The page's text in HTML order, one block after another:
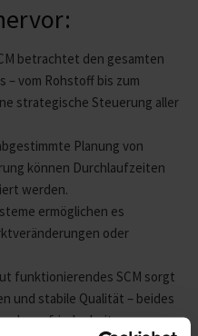
betrachtet den gesamten
– vom Rohstoff bis zum
strategische Steuerung aller
Planung von
können Durchlaufzeiten
werden.
ermöglichen es
oder
funktionierendes SCM sorgt
und stabile Qualität – beides